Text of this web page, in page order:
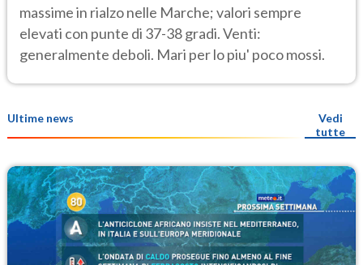
massime in rialzo nelle Marche; valori sempre
elevati con punte di 37-38 gradi. Venti:
generalmente deboli. Mari per lo piu' poco mossi.
Ultime news
Vedi
tutte